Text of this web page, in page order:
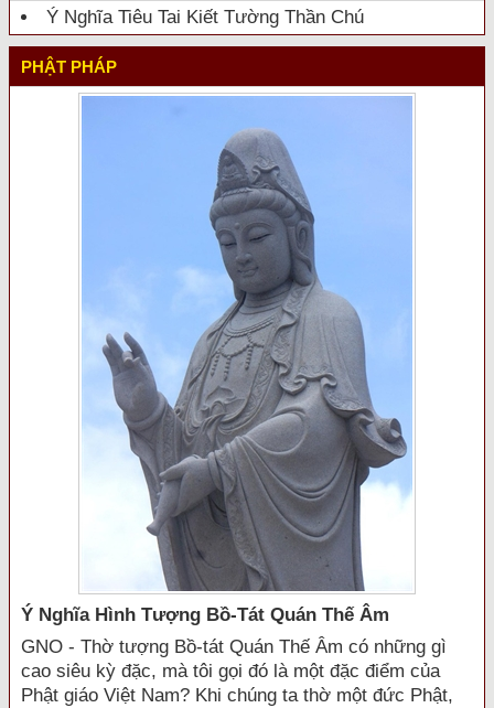
Ý Nghĩa Tiêu Tai Kiết Tường Thần Chú
PHẬT PHÁP
Ý Nghĩa Hình Tượng Bồ-Tát Quán Thế Âm
GNO - Thờ tượng Bồ-tát Quán Thế Âm có những gì
cao siêu kỳ đặc, mà tôi gọi đó là một đặc điểm của
Phật giáo Việt Nam? Khi chúng ta thờ một đức Phật,